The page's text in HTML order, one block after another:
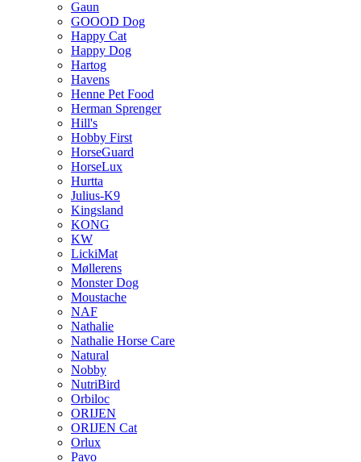
Gaun
GOOOD Dog
Happy Cat
Happy Dog
Hartog
Havens
Henne Pet Food
Herman Sprenger
Hill's
Hobby First
HorseGuard
HorseLux
Hurtta
Julius-K9
Kingsland
KONG
KW
LickiMat
Møllerens
Monster Dog
Moustache
NAF
Nathalie
Nathalie Horse Care
Natural
Nobby
NutriBird
Orbiloc
ORIJEN
ORIJEN Cat
Orlux
Pavo